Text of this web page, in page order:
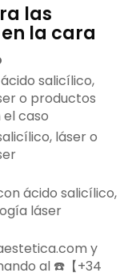
las
la cara
salicílico,
o productos
caso
láser o
ácido salicílico,
láser
y
al ☎️【+34